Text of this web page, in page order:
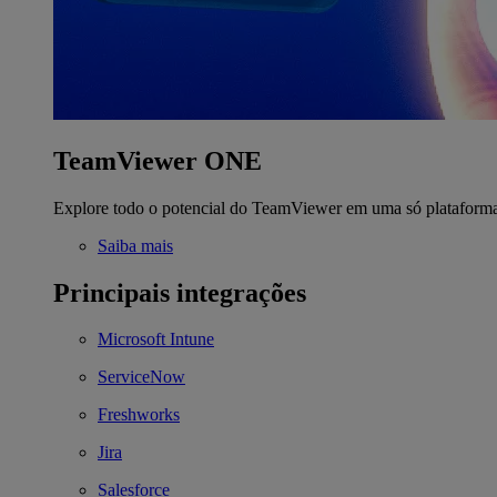
TeamViewer ONE
Explore todo o potencial do TeamViewer em uma só
Saiba mais
Principais integrações
Microsoft Intune
ServiceNow
Freshworks
Jira
Salesforce